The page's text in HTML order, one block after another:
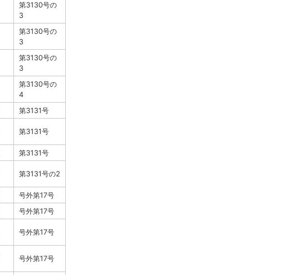
第3130号の
3
第3130号の
3
第3130号の
3
第3130号の
4
第3131号
第3131号
第3131号
第3131号の2
号外第17号
号外第17号
号外第17号
号外第17号